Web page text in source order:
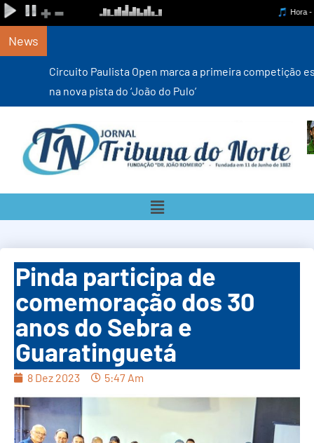
News
Circuito Paulista Open marca a primeira competição estadual
na nova pista do ‘João do Pulo’
Pinda participa de
comemoração dos 30
anos do Sebra e
Guaratinguetá
8 Dez 2023 5:47 Am